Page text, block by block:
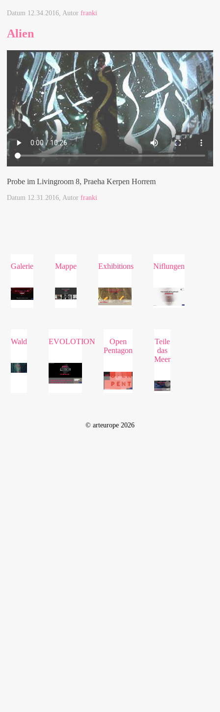
Datum 12.34.2016, Autor franki
Alien
Probe im Livingroom 8, Praeha Kerpen Horrem
Datum 12.31.2016, Autor franki
Galerie Mappe Exhibitions Niflungen
Wald EVOLOTION
Open
Pentagon
Teile
das
Meer
© arteurope 2026